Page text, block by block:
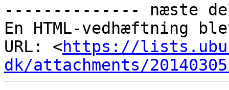
-------------- næste
En HTML-vedhæftning
URL: <https://
dk/attachments/